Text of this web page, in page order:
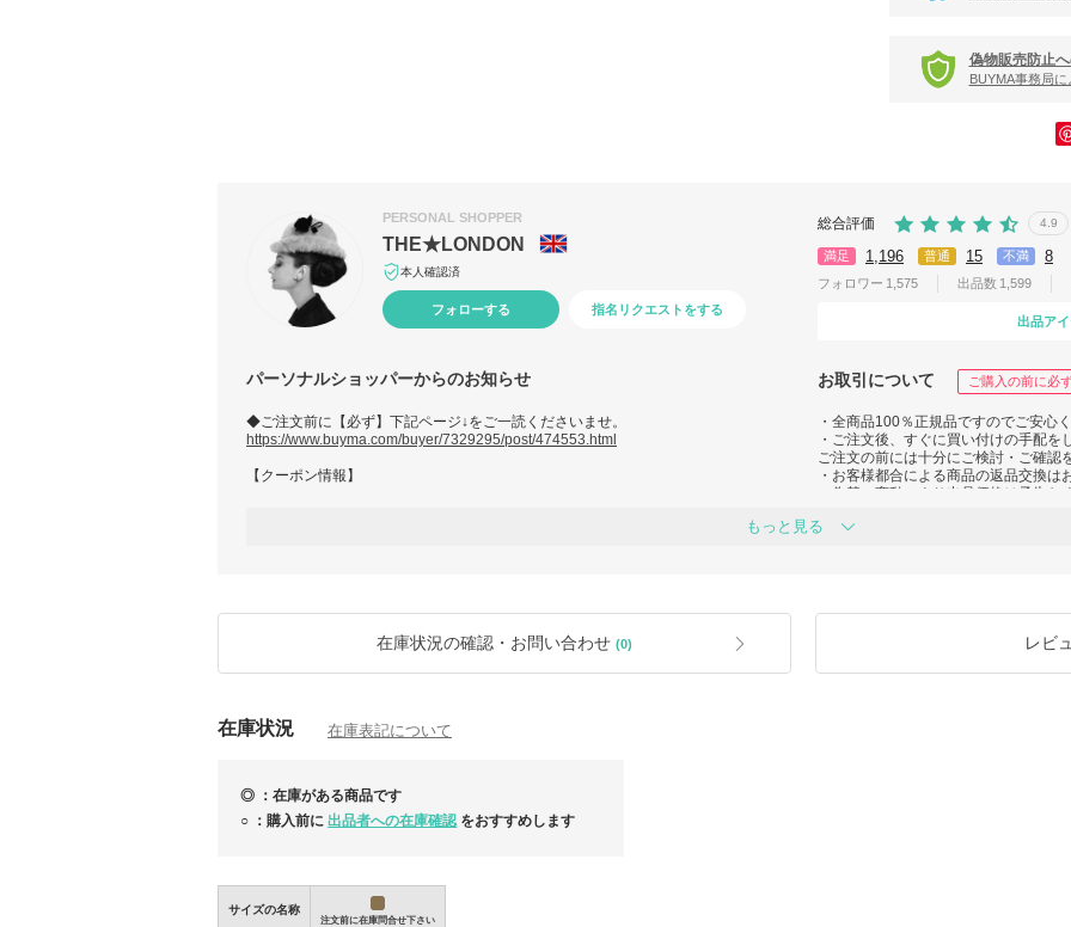
偽物販売防止
BUYMA事務局
PERSONAL SHOPPER
THE★LONDON
本人確認済
フォローする 指名リクエストをする
総合評価 4.9
満足 1,196 普通 15 不満 8
フォロワー 1,575 出品数 1,599
出品ア
パーソナルショッパーからのお知らせ お取引について ご購入の前に必
◆ご注文前に【必ず】下記ページ↓をご一読くださいませ。
https://www.buyma.com/buyer/7329295/post/474553.html
【クーポン情報】
●対象商品：3万円以上の全商品
※期限：2026年8月12日(水)終日まで
ハンガーは梱包サイズが異なるため追加料金となります。
・全商品100％正規品ですのでご安心く
・ご注文後、すぐに買い付けの手配を
ご注文の前には十分にご検討・ご確認
・お客様都合による商品の返品交換は
・為替の変動により出品価格は予告な
・配送遅延によるご注文キャンセル/ご
までとなります。その後はバイマ補償
・画像のカラーや色合い、素材、香り
るように感じる場合がございます。主
◆MIUMIU◆冬の最終セール！
もっと見る
在庫状況の確認・お問い合わせ (0) レビ
在庫状況 在庫表記について
◎ ：在庫がある商品です
○ ：購入前に 出品者への在庫確認 をおすすめします
サイズの名称
注文前に在庫問合せ下さい